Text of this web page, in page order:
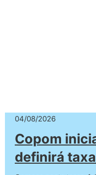
04/08/2026
Copom
definirá